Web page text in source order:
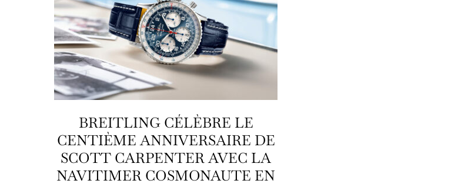
BREITLING CÉLÈBRE LE
CENTIÈME ANNIVERSAIRE DE
SCOTT CARPENTER AVEC LA
NAVITIMER COSMONAUTE EN